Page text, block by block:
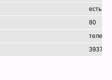
есть
80
3937 ×